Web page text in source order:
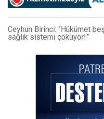
Ceyhun Birinci: “Hükümet
sağlık sistemi çöküyor!”